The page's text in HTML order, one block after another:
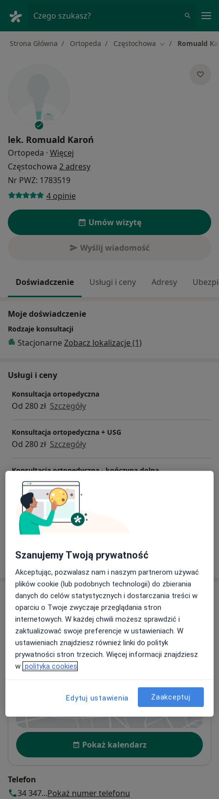
Czego szukasz?
Strona Główna Ortopeda Częstochowa Zmień miasto
Romuald
lek. Romuald Karoń
Ortopeda · Więcej
Częstochowa 2 adresy
Nr PWZ: 1783519
4 opinie
Umów wizytę
Wyślij wiadomość
Doświadczenie Usługi i ceny Adresy
Moje doświadczenie
Rodzaje konsultacji
Stacjonarne Zobacz lokalizacje (1)
Usługi i ceny
Konsultacja ortopedyczna
Od 280 zł Szczegóły
Konsultacja ortopedyczna + USG
Od 280 zł Szczegóły
Konsultacja ortopedyczna - kończyna dolna
Od 280 zł Szczegóły
Konsultacja ortopedyczna - kończyna górna
Od 280 zł Szczegóły
W jaki sposób ustalane są ceny?
Adresy (2)
Adres 1 Adres 2
Medyk Centrum
aleja Wolności 34,
Powiększ mapę
Dostępność
Pokaż kalendarz
Telefon
34 347...Pokaż numer telefonu
Szanujemy Twoją prywatność
Akceptując, pozwalasz nam i naszym partnerom używać
plików cookie (lub podobnych technologii) do zbierania
danych do celów statystycznych i dostarczania treści w
oparciu o Twoje zwyczaje przeglądania stron
internetowych. W każdej chwili możesz sprawdzić i
zaktualizować swoje preferencje w ustawieniach. W
ustawieniach znajdziesz również linki do polityk
prywatności stron trzecich. Więcej informacji znajdziesz
w polityka cookies
Edytuj ustawienia Zaakceptuj